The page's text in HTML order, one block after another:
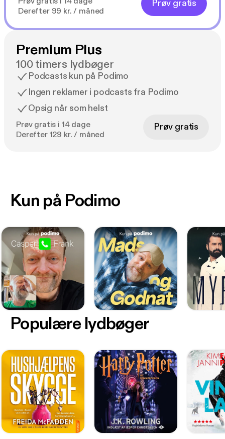
Derefter 99 kr. / måned
Prøv gratis
Premium Plus
100 timers lydbøger
Podcasts kun på Podimo
Ingen reklamer i podcasts fra Podimo
Opsig når som helst
Prøv gratis i 14 dage
Derefter 129 kr. / måned
Prøv gratis
Kun på Podimo
Populære lydbøger